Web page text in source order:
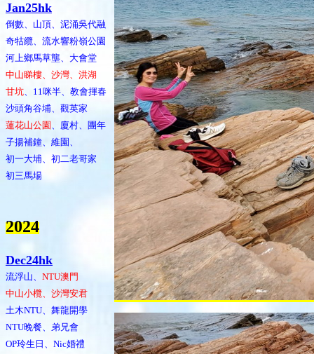
Jan25hk
倒數、山頂、泥涌吳代融
奇牯纜、流水響粉嶺公園
河上鄉馬草壟、大會堂
中山睇樓、沙灣、洪湖
甘坑、11咪半、教會揮春
沙頭角谷埔、觀英家
蓮花山公園 、廈村、團年
子揚補鐘、維園、
初一大埔、初二老哥家
初三馬場
2024
Dec24hk
流浮山、 NTU澳門
中山小欖、沙灣安君
土木NTU、舞龍開學
NTU晚餐、弟兄會
OP玲生日、Nic婚禮